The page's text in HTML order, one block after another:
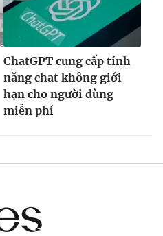
ChatGPT cung cấp tính
năng chat không giới
hạn cho người dùng
miễn phí